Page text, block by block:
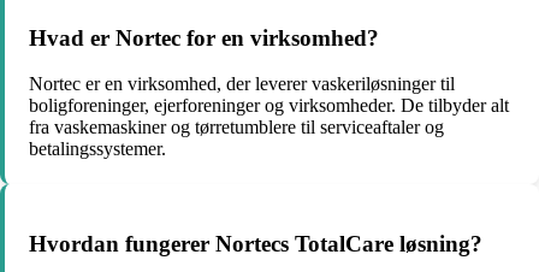
Hvad er Nortec for en virksomhed?
Nortec er en virksomhed, der leverer vaskeriløsninger til
boligforeninger, ejerforeninger og virksomheder. De tilbyder alt
fra vaskemaskiner og tørretumblere til serviceaftaler og
betalingssystemer.
Hvordan fungerer Nortecs TotalCare løsning?